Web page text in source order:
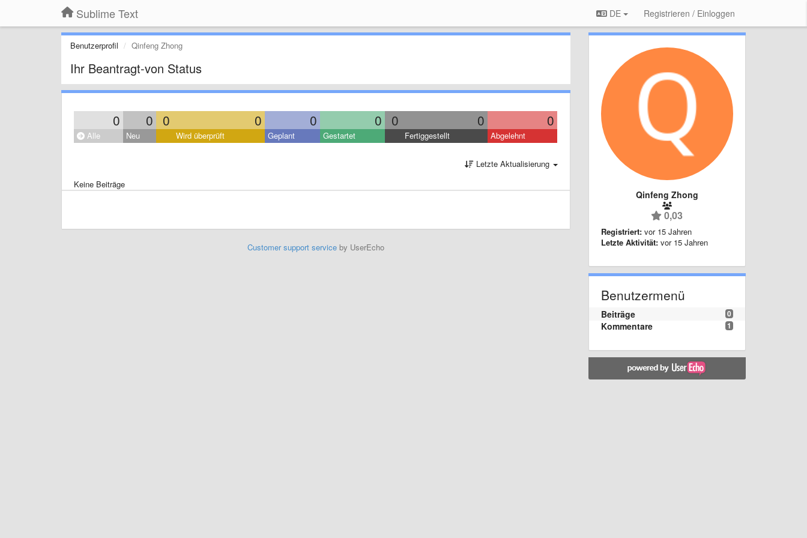
Sublime Text DE Registrieren / Einloggen
Benutzerprofil Qinfeng Zhong
Ihr Beantragt-von Status
0 0 0 0 0 0 0 0 0
Alle Neu Wird überprüft Geplant Gestartet Fertiggestellt Abgelehnt
Letzte Aktualisierung
Keine Beiträge
Customer support serviceby UserEcho
Qinfeng Zhong
0,03
Registriert: vor 15 Jahren
Letzte Aktivität: vor 15 Jahren
Benutzermenü
0
Beiträge
1
Kommentare